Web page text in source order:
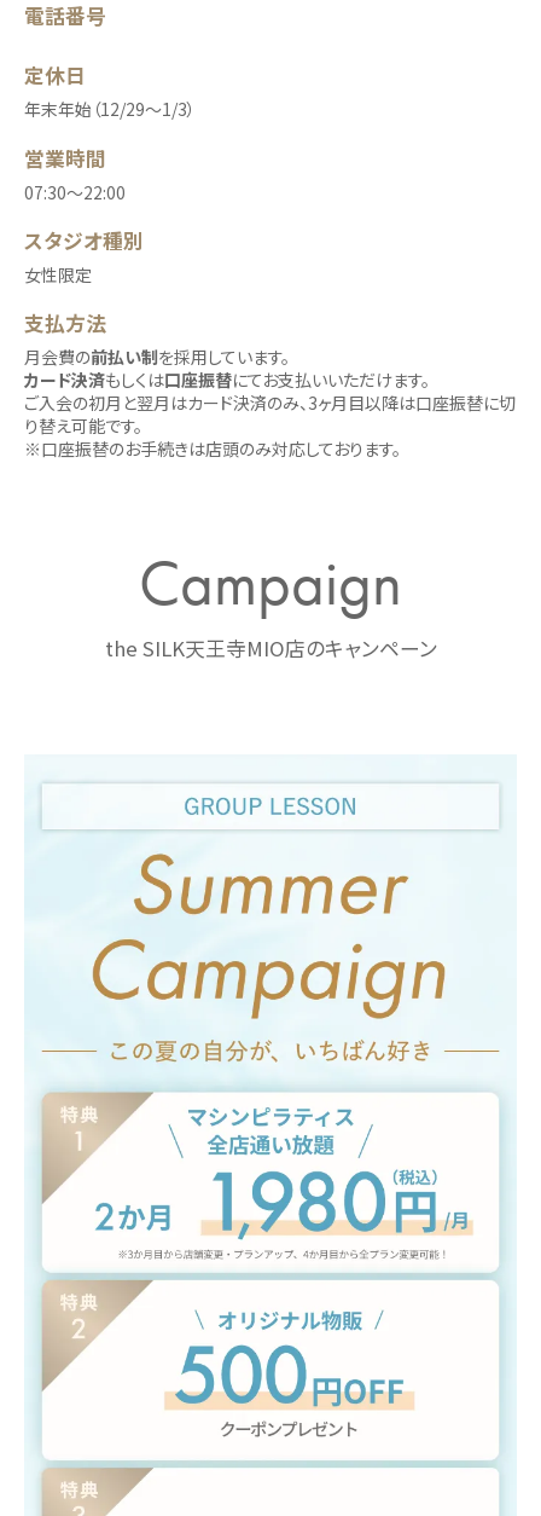
電話番号
定休日
年末年始（12/29～1/3）
営業時間
07:30〜22:00
スタジオ種別
女性限定
支払方法
月会費の前払い制を採用しています。
カード決済もしくは口座振替にてお支払いいただけます。
ご入会の初月と翌月はカード決済のみ、3ヶ月目以降は口座振替に切
り替え可能です。
※口座振替のお手続きは店頭のみ対応しております。
Campaign
the SILK天王寺MIO店のキャンペーン